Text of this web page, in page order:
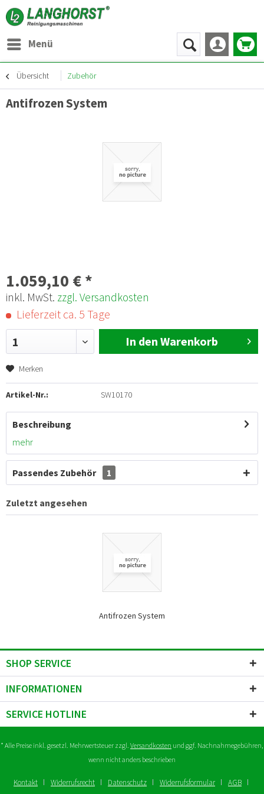
Menü
Übersicht Zubehör
Antifrozen System
1.059,10 € *
inkl. MwSt. zzgl. Versandkosten
Lieferzeit ca. 5 Tage
1 In den Warenkorb
Merken
Artikel-Nr.: SW10170
Beschreibung
mehr
Passendes Zubehör 1
Zuletzt angesehen
Antifrozen System
SHOP SERVICE
INFORMATIONEN
SERVICE HOTLINE
* Alle Preise inkl. gesetzl. Mehrwertsteuer zzgl. Versandkosten und ggf. Nachnahmegebühren,
wenn nicht anders beschrieben
Kontakt Widerrufsrecht Datenschutz Widerrufsformular AGB